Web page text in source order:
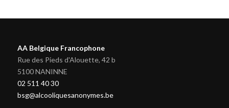
AA Belgique Francophone
Rue des Pieds d'Alouette, 42 b
5100 NANINNE
02 511 40 30
bsg@alcooliquesanonymes.be